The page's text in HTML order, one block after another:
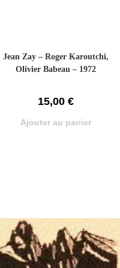
Jean Zay – Roger Karoutchi,
Olivier Babeau – 1972
15,00 €
Ajouter au panier